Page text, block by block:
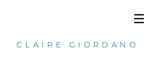
CLAIRE GIORDANO